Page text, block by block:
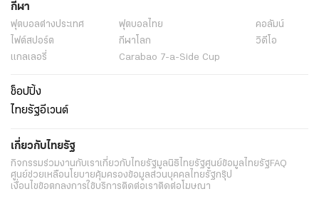
กีฬา
ฟุตบอลต่่างประเทศ ฟุตบอลไทย
คอลัมน์
ไฟต์สปอร์ต
กีฬาโลก
วิดีโอ
แกลเลอรี่
Carabao 7-a-Side Cup
ช็อปปิ้ง
ไทยรัฐอีเวนต์
เกี่ยวกับไทยรัฐ
กิจกรรมร่วมงานกับเราเกี่ยวกับไทยรัฐมูลนิธิไทยรัฐศูนย์ข้อมูลไทยรัฐFAQ
ศูนย์ช่วยเหลือนโยบายคุ้มครองข้อมูลส่วนบุคคลไทยรัฐกรุ๊ป
เงื่อนไขข้อตกลงการใช้บริการติดต่อเราติดต่อโฆษณา